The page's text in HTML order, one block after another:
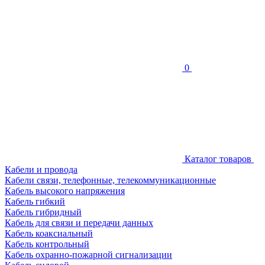
0
Каталог товаров
Кабели и провода
Кабели связи, телефонные, телекоммуникационные
Кабель высокого напряжения
Кабель гибкий
Кабель гибридный
Кабель для связи и передачи данных
Кабель коаксиальный
Кабель контрольный
Кабель охранно-пожарной сигнализации